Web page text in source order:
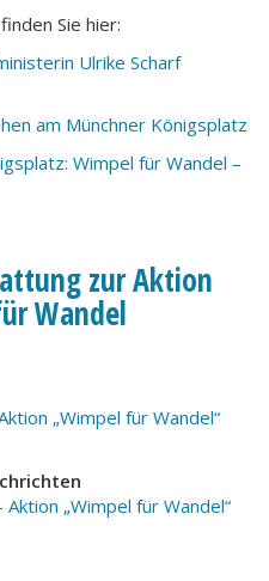
Sie hier:
Ulrike Scharf
am Münchner Königsplatz
Wimpel für Wandel –
zur Aktion
Wandel
„Wimpel für Wandel“
„Wimpel für Wandel“